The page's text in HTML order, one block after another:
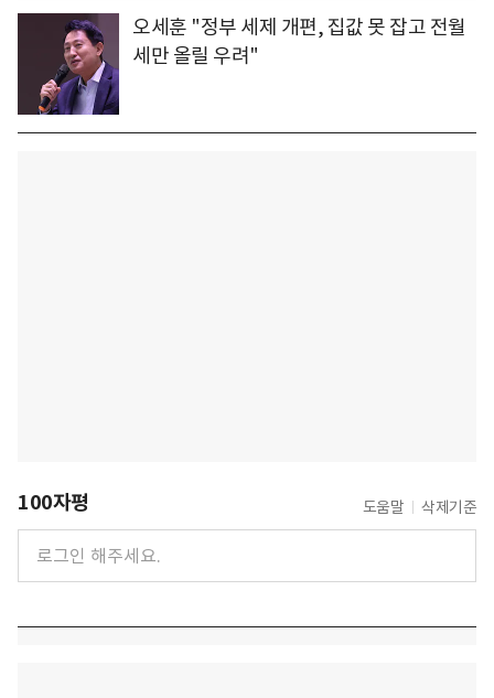
오세훈 "정부 세제 개편, 집값 못 잡고 전월
세만 올릴 우려"
100자평 도움말 삭제기준